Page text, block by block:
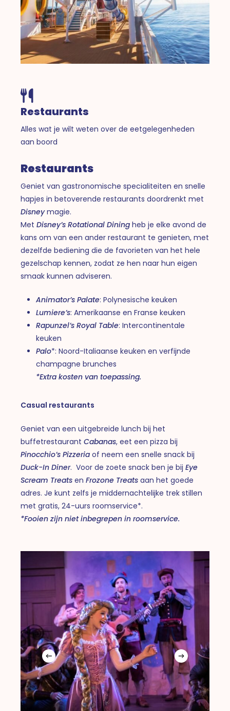
Restaurants
Alles wat je wilt weten over de eetgelegenheden
aan boord
Restaurants
Geniet van gastronomische specialiteiten en snelle
hapjes in betoverende restaurants doordrenkt met
Disneymagie.
MetDisney’s Rotational Dining heb je elke avond de
kans om van een ander restaurant te genieten, met
dezelfde bediening die de favorieten van het hele
gezelschap kennen, zodat ze hen naar hun eigen
smaak kunnen adviseren.
Animator’s Palate: Polynesische keuken
Lumiere’s: Amerikaanse en Franse keuken
Rapunzel’s Royal Table: Intercontinentale
keuken
Palo*: Noord-Italiaanse keuken en verfijnde
champagne brunches
*Extra kosten van toepassing.
Casual restaurants
Geniet van een uitgebreide lunch bij het
buffetrestaurantCabanas, eet een pizza bij
Pinocchio’s Pizzeria of neem een snelle snack bij
Duck-In Diner. Voor de zoete snack ben je bijEye
Scream Treats enFrozone Treats aan het goede
adres. Je kunt zelfs je middernachtelijke trek stillen
met gratis, 24-uurs roomservice*.
*Fooien zijn niet inbegrepen in roomservice.